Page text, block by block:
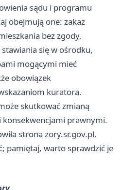
sądu i programu
obejmują one: zakaz
bez zgody,
się w ośrodku,
mogącymi mieć
obowiązek
kuratora.
skutkować zmianą
prawnymi.
strona zory.sr.gov.pl.
pamiętaj, warto sprawdzić je